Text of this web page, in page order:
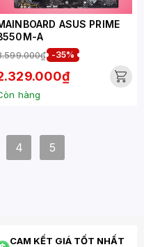
ASUS PRIME
A
-35%
hàng
4 5
CAM KẾT GIÁ TỐT NHẤT